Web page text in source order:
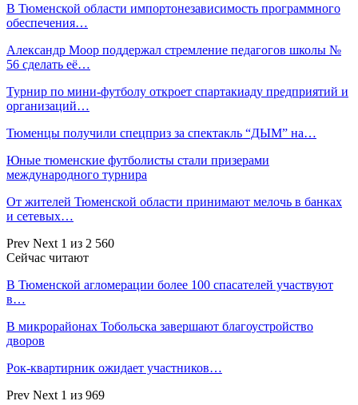
В Тюменской области импортонезависимость программного
обеспечения…
Александр Моор поддержал стремление педагогов школы №
56 сделать её…
Турнир по мини-футболу откроет спартакиаду предприятий и
организаций…
Тюменцы получили спецприз за спектакль “ДЫМ” на…
Юные тюменские футболисты стали призерами
международного турнира
От жителей Тюменской области принимают мелочь в банках
и сетевых…
Prev Next 1 из 2 560
Сейчас читают
В Тюменской агломерации более 100 спасателей участвуют
в…
В микрорайонах Тобольска завершают благоустройство
дворов
Рок-квартирник ожидает участников…
Prev Next 1 из 969